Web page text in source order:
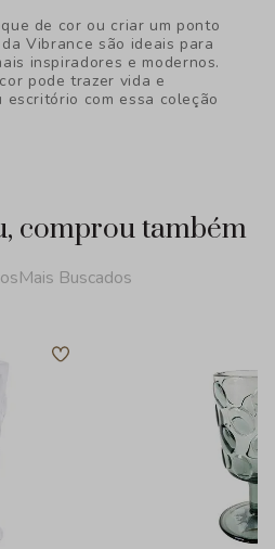
de cor ou criar um ponto
Vibrance são ideais para
inspiradores e modernos.
pode trazer vida e
com essa coleção
comprou também
Mais Buscados